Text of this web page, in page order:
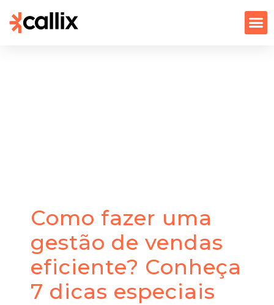
Como fazer uma
gestão de vendas
eficiente? Conheça
7 dicas especiais